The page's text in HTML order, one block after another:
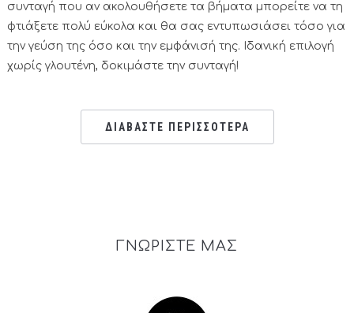
συνταγή που αν ακολουθήσετε τα βήματα μπορείτε να τη
φτιάξετε πολύ εύκολα και θα σας εντυπωσιάσει τόσο για
την γεύση της όσο και την εμφάνισή της. Ιδανική επιλογή
χωρίς γλουτένη, δοκιμάστε την συνταγή!
ΔΙΑΒΑΣΤΕ ΠΕΡΙΣΣΟΤΕΡΑ
ΓΝΩΡΙΣΤΕ ΜΑΣ